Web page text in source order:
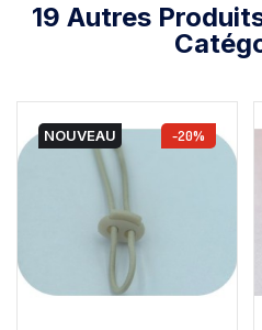
19 Autres
NOUVEAU -20%